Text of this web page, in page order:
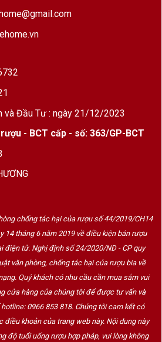
và Đầu Tư : ngày 21/12/2023
- BCT cấp - số: 363/GP-BCT
chống tác hại của rượu số 44/2019/CH14
14 tháng 6 năm 2019 về điều kiện bán rượu
điện tử. Nghị định số 24/2020/NĐ - CP quy
văn phòng, chống tác hại của rượu bia về
Quý khách có nhu cầu cần mua sắm vui
cửa hàng của chúng tôi để được tư vấn và
0966 853 818. Chúng tôi cam kết có
điều khoản của trang web này. Nội dung này
độ tuổi uống rượu hợp pháp, vui lòng không